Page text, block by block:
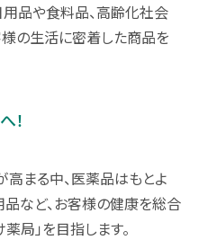
品や食料品、高齢化社会
の生活に密着した商品を
！
高まる中、医薬品はもとよ
品など、お客様の健康を総合
局」を目指します。